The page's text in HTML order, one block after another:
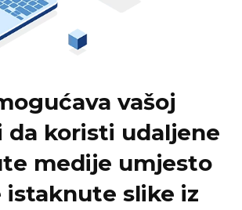
vašoj
da koristi udaljene
medije umjesto
istaknute slike iz